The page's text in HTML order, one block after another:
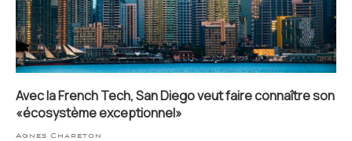
Avec la French Tech, San Diego veut faire connaître son
«écosystème exceptionnel»
Agnes Chareton